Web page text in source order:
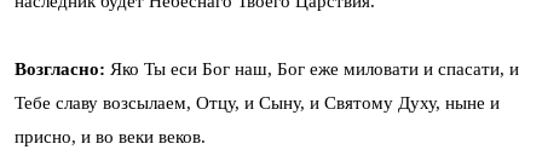
Возгласно: Яко Ты еси Бог наш, Бог еже миловати и спасати, и
Тебе славу возсылаем, Отцу, и Сыну, и Святому Духу, ныне и
присно, и во веки веков.